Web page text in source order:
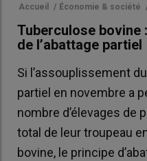
Accueil / Économie & société
Tuberculose bovine
de l’abattage partiel
Si l’assouplissement
partiel en novembre a
nombre d’élevages de
total de leur troupeau
bovine, le principe